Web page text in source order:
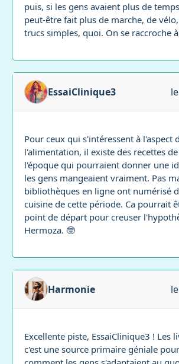
puis, si les gens avaient plus de
peut-être fait plus de marche, de
trucs simples, quoi. On se raccroche
EssaiClinique3
Pour ceux qui s'intéressent à l'aspect
l'alimentation, il existe des recettes
l'époque qui pourraient donner une
les gens mangeaient vraiment. Pas
bibliothèques en ligne ont numérisé
cuisine de cette période. Ca pourrait
point de départ pour creuser
Hermoza. 🤓
Harmonie
Excellente piste, EssaiClinique3 ! Les
c'est une source primaire géniale